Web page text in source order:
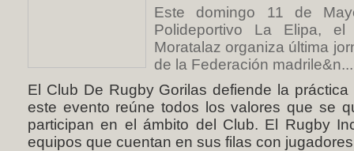
Este domingo 11 de
Polideportivo La Elipa,
Moratalaz organiza última
de la Federación madrile&n...
El Club De Rugby Gorilas defiende la
este evento reúne todos los valores que se
participan en el ámbito del Club. El Rugby
equipos que cuentan en sus filas con